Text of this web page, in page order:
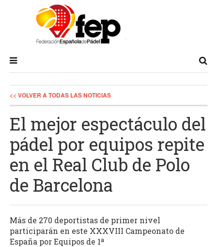
<< VOLVER A TODAS LAS NOTICIAS
El mejor espectáculo del
pádel por equipos repite
en el Real Club de Polo
de Barcelona
Más de 270 deportistas de primer nivel
participarán en este XXXVIII Campeonato de
España por Equipos de 1ª